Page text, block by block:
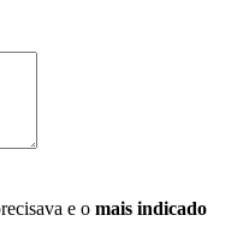
e o mais indicado